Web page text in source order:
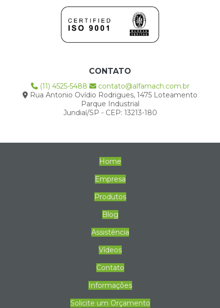
CONTATO
(11) 4525-5488
contato@alfamach.com.br
Rua Antonio Ovídio Rodrigues, 1475 Loteamento
Parque Industrial
Jundiaí/SP - CEP: 13213-180
Home
Empresa
Produtos
Blog
Assistência
Vídeos
Contato
Informações
Solicite um Orçamento